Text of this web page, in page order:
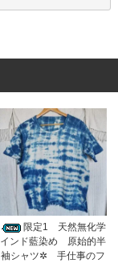
限定1 天然無化学
インド藍染め 原始的半
袖シャツ✲ 手仕事のフ